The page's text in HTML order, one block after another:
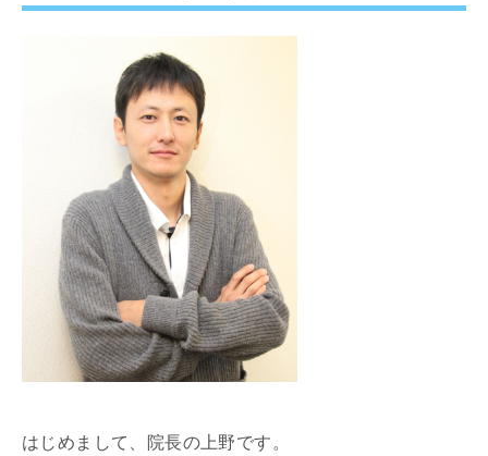
はじめまして、院長の上野です。